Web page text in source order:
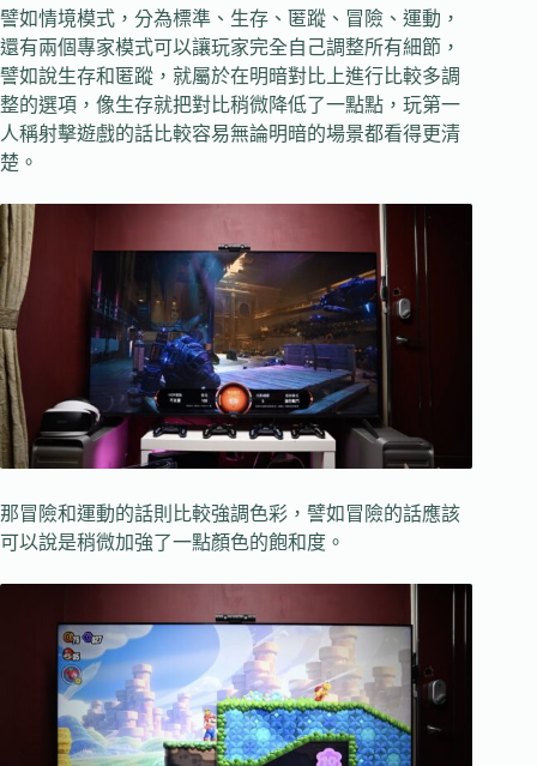
譬如情境模式，分為標準、生存、匿蹤、冒險、運動，
還有兩個專家模式可以讓玩家完全自己調整所有細節，
譬如說生存和匿蹤，就屬於在明暗對比上進行比較多調
整的選項，像生存就把對比稍微降低了一點點，玩第一
人稱射擊遊戲的話比較容易無論明暗的場景都看得更清
楚。
那冒險和運動的話則比較強調色彩，譬如冒險的話應該
可以說是稍微加強了一點顏色的飽和度。